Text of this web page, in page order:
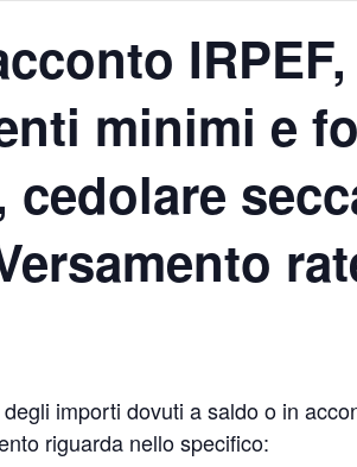
minimi e
cedolare
importi dovuti a saldo o in
riguarda nello specifico: